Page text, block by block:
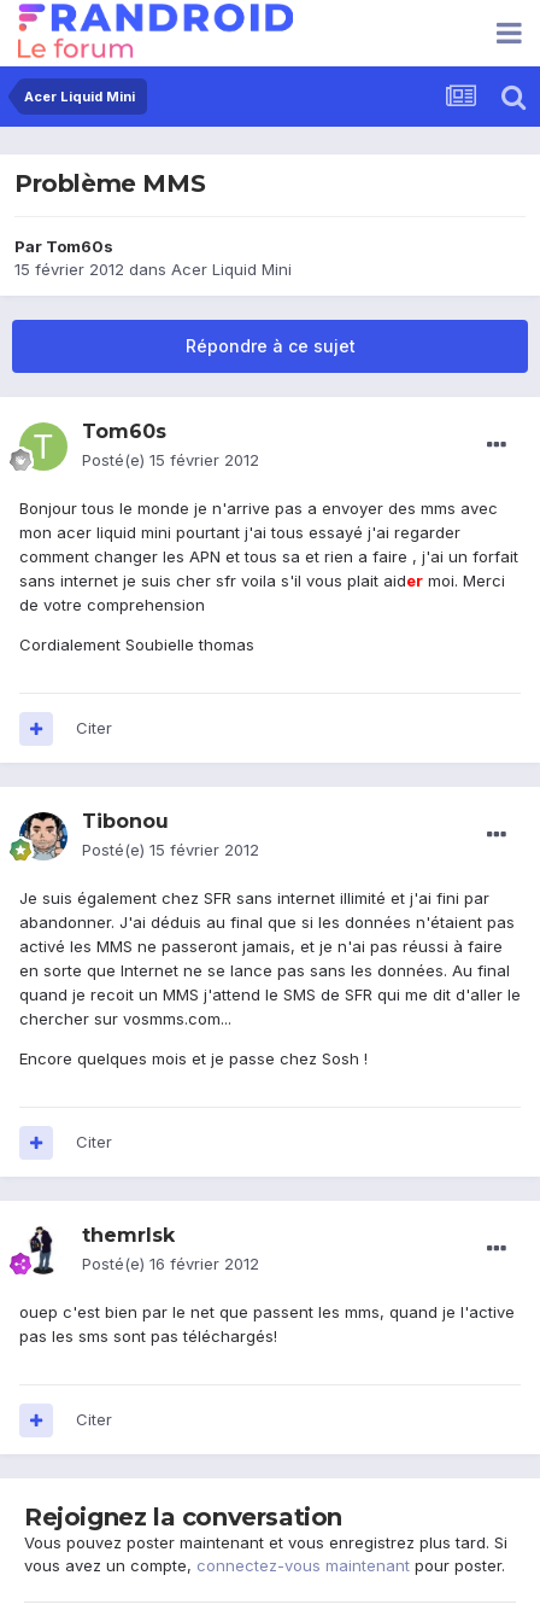
Acer Liquid Mini
Problème MMS
Par Tom60s
15 février 2012 dans Acer Liquid Mini
Répondre à ce sujet
Tom60s
Posté(e) 15 février 2012
Bonjour tous le monde je n'arrive pas a envoyer des mms avec
mon acer liquid mini pourtant j'ai tous essayé j'ai regarder
comment changer les APN et tous sa et rien a faire , j'ai un forfait
sans internet je suis cher sfr voila s'il vous plait aider moi. Merci
de votre comprehension
Cordialement Soubielle thomas
Citer
Tibonou
Posté(e) 15 février 2012
Je suis également chez SFR sans internet illimité et j'ai fini par
abandonner. J'ai déduis au final que si les données n'étaient pas
activé les MMS ne passeront jamais, et je n'ai pas réussi à faire
en sorte que Internet ne se lance pas sans les données. Au final
quand je recoit un MMS j'attend le SMS de SFR qui me dit d'aller le
chercher sur vosmms.com...
Encore quelques mois et je passe chez Sosh !
Citer
themrlsk
Posté(e) 16 février 2012
ouep c'est bien par le net que passent les mms, quand je l'active
pas les sms sont pas téléchargés!
Citer
Rejoignez la conversation
Vous pouvez poster maintenant et vous enregistrez plus tard. Si
vous avez un compte, connectez-vous maintenant pour poster.